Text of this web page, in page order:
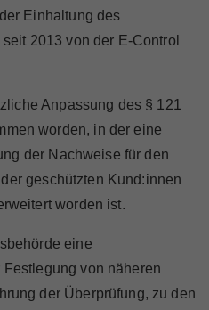
Einhaltung des
2013 von der E-Control
Anpassung des § 121
worden, in der eine
der Nachweise für den
geschützten Kund:innen
worden ist.
eine
von näheren
der Überprüfung, zu den